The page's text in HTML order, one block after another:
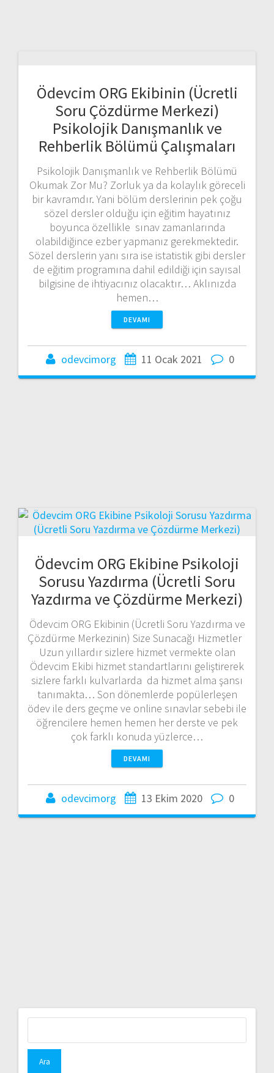
Ödevcim ORG Ekibinin (Ücretli
Soru Çözdürme Merkezi)
Psikolojik Danışmanlık ve
Rehberlik Bölümü Çalışmaları
Psikolojik Danışmanlık ve Rehberlik Bölümü
Okumak Zor Mu? Zorluk ya da kolaylık göreceli
bir kavramdır. Yani bölüm derslerinin pek çoğu
sözel dersler olduğu için eğitim hayatınız
boyunca özellikle sınav zamanlarında
olabildiğince ezber yapmanız gerekmektedir.
Sözel derslerin yanı sıra ise istatistik gibi dersler
de eğitim programına dahil edildiği için sayısal
bilgisine de ihtiyacınız olacaktır… Aklınızda
hemen…
DEVAMI
odevcimorg 11 Ocak 2021 0
Ödevcim ORG Ekibine Psikoloji
Sorusu Yazdırma (Ücretli Soru
Yazdırma ve Çözdürme Merkezi)
Ödevcim ORG Ekibinin (Ücretli Soru Yazdırma ve
Çözdürme Merkezinin) Size Sunacağı Hizmetler
Uzun yıllardır sizlere hizmet vermekte olan
Ödevcim Ekibi hizmet standartlarını geliştirerek
sizlere farklı kulvarlarda da hizmet alma şansı
tanımakta… Son dönemlerde popülerleşen
ödev ile ders geçme ve online sınavlar sebebi ile
öğrencilere hemen hemen her derste ve pek
çok farklı konuda yüzlerce…
DEVAMI
odevcimorg 13 Ekim 2020 0